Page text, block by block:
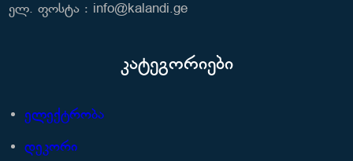
ელ. ფოსტა : info@kalandi.ge
კატეგორიები
ელექტრობა
დეკორი